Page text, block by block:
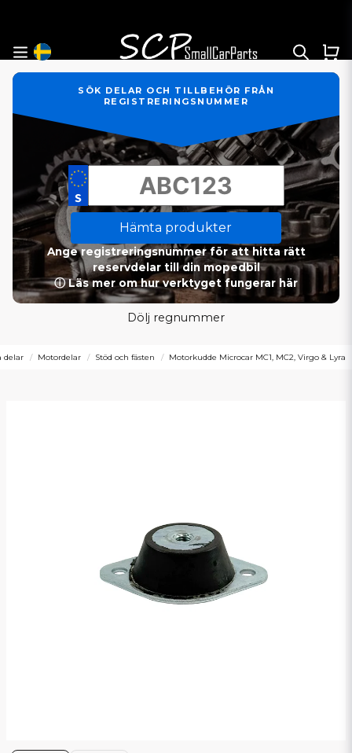
SÖK DELAR OCH TILLBEHÖR FRÅN
REGISTRERINGSNUMMER
Hämta produkter
Ange registreringsnummer för att hitta rätt
reservdelar till din mopedbil
ⓘ Läs mer om hur verktyget fungerar här
Dölj regnummer
delar Motordelar Stöd och fästen Motorkudde Microcar MC1, MC2, Virgo & Lyra